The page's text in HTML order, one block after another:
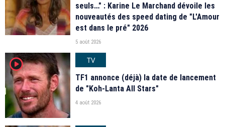
seuls…" : Karine Le Marchand dévoile les
nouveautés des speed dating de "L'Amour
est dans le pré" 2026
5 août 2026
player2
TV
TF1 annonce (déjà) la date de lancement
de "Koh-Lanta All Stars"
4 août 2026